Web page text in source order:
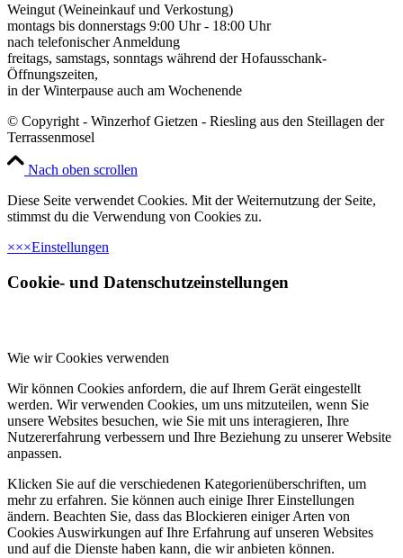
Weingut (Weineinkauf und Verkostung)
montags bis donnerstags 9:00 Uhr - 18:00 Uhr
nach telefonischer Anmeldung
freitags, samstags, sonntags während der Hofausschank-
Öffnungszeiten,
in der Winterpause auch am Wochenende
© Copyright - Winzerhof Gietzen - Riesling aus den Steillagen der
Terrassenmosel
Nach oben scrollen
Diese Seite verwendet Cookies. Mit der Weiternutzung der Seite,
stimmst du die Verwendung von Cookies zu.
×××Einstellungen
Cookie- und Datenschutzeinstellungen
Wie wir Cookies verwenden
Wir können Cookies anfordern, die auf Ihrem Gerät eingestellt
werden. Wir verwenden Cookies, um uns mitzuteilen, wenn Sie
unsere Websites besuchen, wie Sie mit uns interagieren, Ihre
Nutzererfahrung verbessern und Ihre Beziehung zu unserer Website
anpassen.
Klicken Sie auf die verschiedenen Kategorienüberschriften, um
mehr zu erfahren. Sie können auch einige Ihrer Einstellungen
ändern. Beachten Sie, dass das Blockieren einiger Arten von
Cookies Auswirkungen auf Ihre Erfahrung auf unseren Websites
und auf die Dienste haben kann, die wir anbieten können.